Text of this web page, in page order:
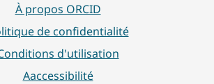
À propos ORCID
de confidentialité
d'utilisation
Aaccessibilité